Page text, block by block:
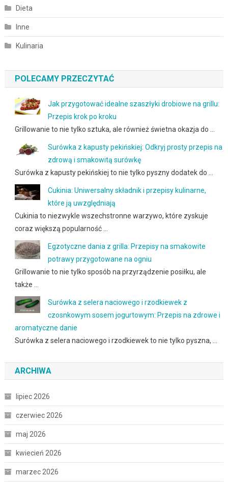
Dieta
Inne
Kulinaria
POLECAMY PRZECZYTAĆ
Jak przygotować idealne szaszłyki drobiowe na grillu:
Przepis krok po kroku
Grillowanie to nie tylko sztuka, ale również świetna okazja do …
Surówka z kapusty pekińskiej: Odkryj prosty przepis na
zdrową i smakowitą surówkę
Surówka z kapusty pekińskiej to nie tylko pyszny dodatek do …
Cukinia: Uniwersalny składnik i przepisy kulinarne,
które ją uwzględniają
Cukinia to niezwykle wszechstronne warzywo, które zyskuje
coraz większą popularność …
Egzotyczne dania z grilla: Przepisy na smakowite
potrawy przygotowane na ogniu
Grillowanie to nie tylko sposób na przyrządzenie posiłku, ale
także …
Surówka z selera naciowego i rzodkiewek z
czosnkowym sosem jogurtowym: Przepis na zdrowe i
aromatyczne danie
Surówka z selera naciowego i rzodkiewek to nie tylko pyszna, …
ARCHIWA
lipiec 2026
czerwiec 2026
maj 2026
kwiecień 2026
marzec 2026